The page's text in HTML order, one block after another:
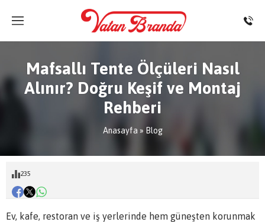
Mafsallı Tente Ölçüleri Nasıl
Alınır? Doğru Keşif ve Montaj
Rehberi
Anasayfa » Blog
235
Ev, kafe, restoran ve iş yerlerinde hem güneşten korunmak